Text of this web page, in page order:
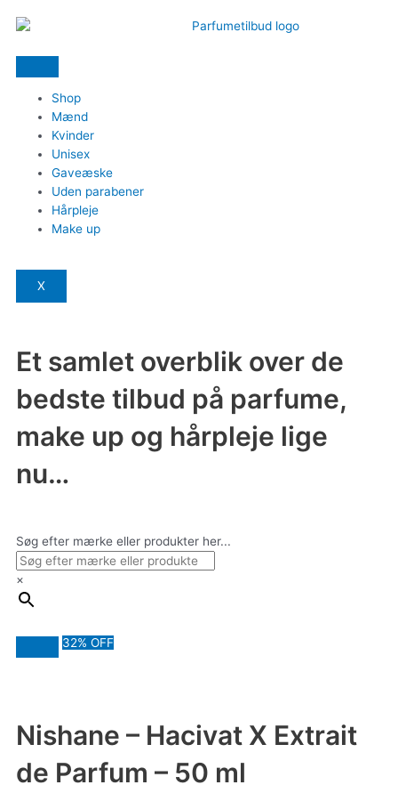
Shop
Mænd
Kvinder
Unisex
Gaveæske
Uden parabener
Hårpleje
Make up
X
Et samlet overblik over de
bedste tilbud på parfume,
make up og hårpleje lige
nu…
Søg efter mærke eller produkter her...
×
32% OFF
Nishane – Hacivat X Extrait
de Parfum – 50 ml